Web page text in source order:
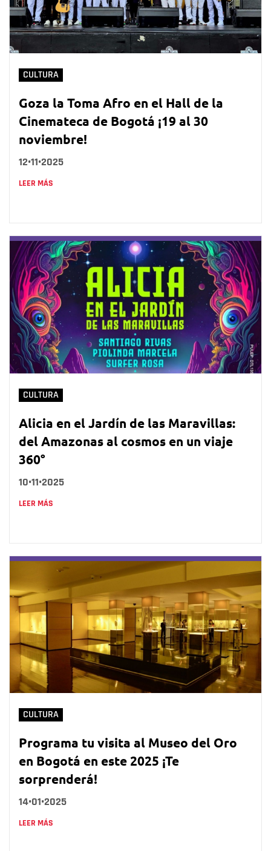
CULTURA
Goza la Toma Afro en el Hall de la
Cinemateca de Bogotá ¡19 al 30
noviembre!
12•11•2025
LEER MÁS
CULTURA
Alicia en el Jardín de las Maravillas:
del Amazonas al cosmos en un viaje
360°
10•11•2025
LEER MÁS
CULTURA
Programa tu visita al Museo del Oro
en Bogotá en este 2025 ¡Te
sorprenderá!
14•01•2025
LEER MÁS